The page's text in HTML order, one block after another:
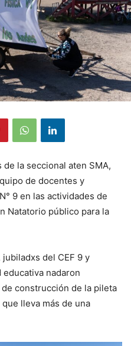
de la seccional aten SMA,
de docentes y
9 en las actividades de
Natatorio público para la
del CEF 9 y
nadaron
construcción de la pileta
lleva más de una